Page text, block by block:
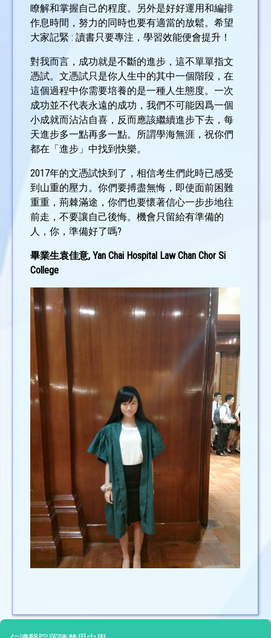
瞭解和掌握自己的程度。另外是好好運用和編排
作息時間，努力的同時也要有適當的放鬆。希望
大家記緊 : 讀書只要專注，學習效能便會提升！
對我而言，成功就是不斷的進步，這不單單指文
憑試。文憑試只是你人生中的其中一個階段，在
這個過程中你需要培養的是一種人生態度。一次
成功並不代表永遠的成功，我們不可能因爲一個
小成就而沾沾自喜，反而應該繼續進步下去，每
天進步多一點再多一點。所謂學海無涯，祝你們
都在「進步」中找到快樂。
2017年的文憑試快到了，相信考生們此時已感受
到山重的壓力。你們要搏盡無悔，即使面前困難
重重，荊棘滿途，你們也要懷著信心一步步地往
前走，不要讓自己後悔。機會只留給有準備的
人，你，準備好了嗎?
畢業生袁佳意, Yan Chai Hospital Law Chan Chor Si
College